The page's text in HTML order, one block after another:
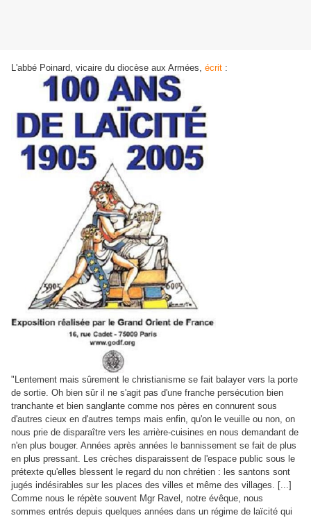
L'abbé Poinard, vicaire du diocèse aux Armées, écrit :
"Lentement mais sûrement le christianisme se fait balayer vers la porte
de sortie. Oh bien sûr il ne s'agit pas d'une franche persécution bien
tranchante et bien sanglante comme nos pères en connurent sous
d'autres cieux en d'autres temps mais enfin, qu'on le veuille ou non, on
nous prie de disparaître vers les arrière-cuisines en nous demandant de
n'en plus bouger. Années après années le bannissement se fait de plus
en plus pressant.
Les crèches disparaissent de l'espace public sous le
prétexte qu'elles blessent le regard du non chrétien : les santons sont
jugés indésirables sur les places des villes et même des villages. [...]
Comme nous le répète souvent Mgr Ravel, notre évêque, nous
sommes entrés depuis quelques années dans un régime de laïcité qui